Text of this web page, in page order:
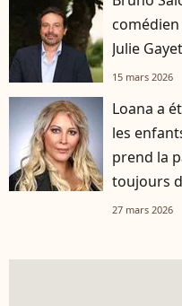
Julie Gayet
15 mars 2026
Loana a
les
prend la
toujours
27 mars 2026